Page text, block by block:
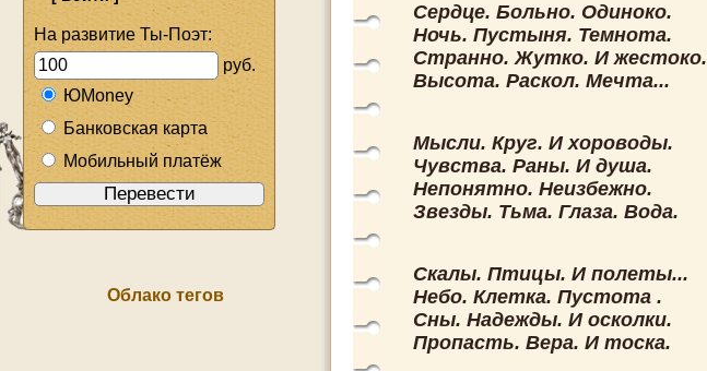
На развитие Ты-Поэт:
руб.
ЮMoney
Банковская карта
Мобильный платёж
Облако тегов
Сердце. Больно. Одиноко.
Ночь. Пустыня. Темнота.
Странно. Жутко. И жестоко.
Высота. Раскол. Мечта...
Мысли. Круг. И хороводы.
Чувства. Раны. И душа.
Непонятно. Неизбежно.
Звезды. Тьма. Глаза. Вода.
Скалы. Птицы. И полеты...
Небо. Клетка. Пустота .
Сны. Надежды. И осколки.
Пропасть. Вера. И тоска.